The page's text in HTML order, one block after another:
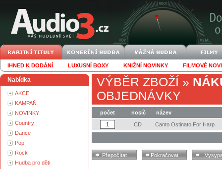
IHNED K DODÁNÍ LUXUSNÍ BOXY KNIŽNÍ NOVINKY FILMOVÉ
Nabídka
AKCE
KAMPAŇ
NOVINKY
Country
Dance
Pop
Rock
Hudba pro děti
VÝBĚR ZBOŽÍ »
OBJEDNÁVKY
počet nosič
název
CD
Canto Ostinato For Harp